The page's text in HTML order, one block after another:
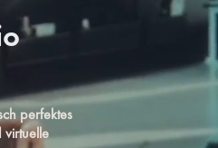
perfektes